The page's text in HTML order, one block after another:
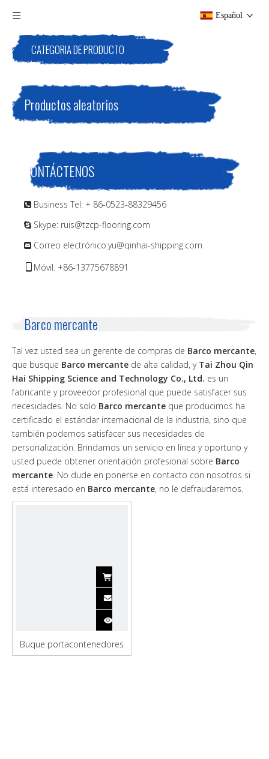
Español
CATEGORIA DE PRODUCTO
Productos aleatorios
CONTÁCTENOS
 Business Tel: + 86-0523-88329456
 Skype: ruis@tzcp-flooring.com
 Correo electrónico:yu@qinhai-shipping.com
Móvil. +86-13775678891
Barco mercante
Tal vez usted sea un gerente de compras de Barco mercante,
que busque Barco mercante de alta calidad, y Tai Zhou Qin
Hai Shipping Science and Technology Co., Ltd. es un
fabricante y proveedor profesional que puede satisfacer sus
necesidades. No solo Barco mercante que producimos ha
certificado el estándar internacional de la industria, sino que
también podemos satisfacer sus necesidades de
personalización. Brindamos un servicio en línea y oportuno y
usted puede obtener orientación profesional sobre Barco
mercante. No dude en ponerse en contacto con nosotros si
está interesado en Barco mercante, no le defraudaremos.
Buque portacontenedores
personalizado para